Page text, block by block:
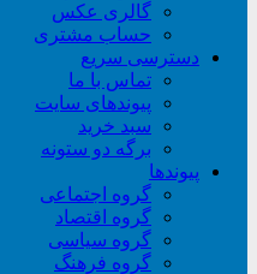
گالری عکس
حساب مشتری
دسترسی سریع
تماس با ما
پیوندهای سایت
سبد خريد
برگه دو ستونه
پیوندها
گروه اجتماعی
گروه اقتصاد
گروه سیاسی
گروه فرهنگ